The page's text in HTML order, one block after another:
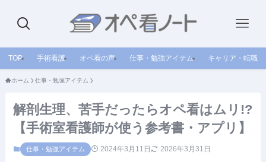
TOP 手術看護 オペ看の声 仕事・勉強アイテム キャリア・転職
ホーム 仕事・勉強アイテム
解剖生理、苦手だったらオペ看はムリ!?
【手術室看護師が使う参考書・アプリ】
仕事・勉強アイテム 2024年3月11日 2026年3月31日